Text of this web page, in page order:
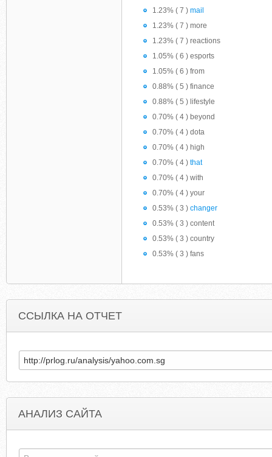
1.23% ( 7 ) mail
1.23% ( 7 ) more
1.23% ( 7 ) reactions
1.05% ( 6 ) esports
1.05% ( 6 ) from
0.88% ( 5 ) finance
0.88% ( 5 ) lifestyle
0.70% ( 4 ) beyond
0.70% ( 4 ) dota
0.70% ( 4 ) high
0.70% ( 4 ) that
0.70% ( 4 ) with
0.70% ( 4 ) your
0.53% ( 3 ) changer
0.53% ( 3 ) content
0.53% ( 3 ) country
0.53% ( 3 ) fans
ССЫЛКА НА ОТЧЕТ
АНАЛИЗ САЙТА